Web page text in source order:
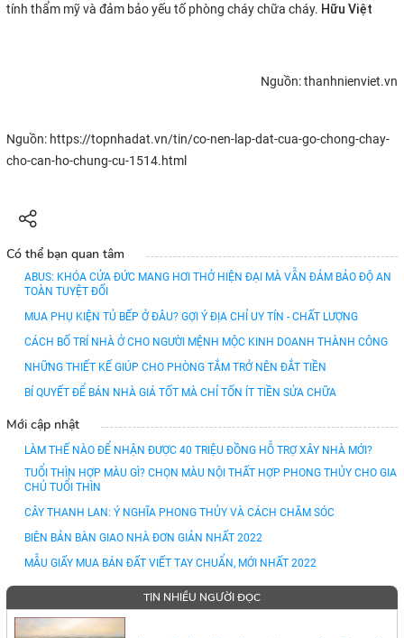
tính thẩm mỹ và đảm bảo yếu tố phòng cháy chữa cháy. Hữu Việt
Nguồn: thanhnienviet.vn
Nguồn: https://topnhadat.vn/tin/co-nen-lap-dat-cua-go-chong-chay-
cho-can-ho-chung-cu-1514.html
Có thể bạn quan tâm
ABUS: KHÓA CỬA ĐỨC MANG HƠI THỞ HIỆN ĐẠI MÀ VẪN ĐẢM BẢO ĐỘ AN
TOÀN TUYỆT ĐỐI
MUA PHỤ KIỆN TỦ BẾP Ở ĐÂU? GỢI Ý ĐỊA CHỈ UY TÍN - CHẤT LƯỢNG
CÁCH BỐ TRÍ NHÀ Ở CHO NGƯỜI MỆNH MỘC KINH DOANH THÀNH CÔNG
NHỮNG THIẾT KẾ GIÚP CHO PHÒNG TẮM TRỞ NÊN ĐẮT TIỀN
BÍ QUYẾT ĐỂ BÁN NHÀ GIÁ TỐT MÀ CHỈ TỐN ÍT TIỀN SỬA CHỮA
Mới cập nhật
LÀM THẾ NÀO ĐỂ NHẬN ĐƯỢC 40 TRIỆU ĐỒNG HỖ TRỢ XÂY NHÀ MỚI?
TUỔI THÌN HỢP MÀU GÌ? CHỌN MÀU NỘI THẤT HỢP PHONG THỦY CHO GIA
CHỦ TUỔI THÌN
CÂY THANH LAN: Ý NGHĨA PHONG THỦY VÀ CÁCH CHĂM SÓC
BIÊN BẢN BÀN GIAO NHÀ ĐƠN GIẢN NHẤT 2022
MẪU GIẤY MUA BÁN ĐẤT VIẾT TAY CHUẨN, MỚI NHẤT 2022
TIN NHIỀU NGƯỜI ĐỌC